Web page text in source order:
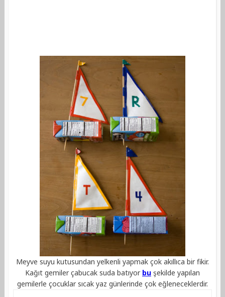
Meyve suyu kutusundan yelkenli yapmak çok akıllıca bir fikir.
Kağıt gemiler çabucak suda batıyor buşekilde yapılan
gemilerle çocuklar sıcak yaz günlerinde çok eğleneceklerdir.